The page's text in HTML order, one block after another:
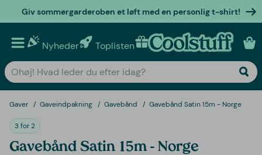
Giv sommergarderoben et løft med en personlig t-shirt!
Nyheder Toplisten Personlige gaver
Gaver Gaveindpakning Gavebånd Gavebånd Satin 15m - Norge
3 for 2
Gavebånd Satin 15m - Norge